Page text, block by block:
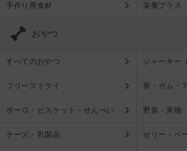
手作り用食材 栄養プラス
おやつ
すべてのおやつ ジャーキー
フリーズドライ 骨・ガム・
ボーロ・ビスケット・せんべい 野菜・果物
チーズ・乳製品 ゼリー・ペ